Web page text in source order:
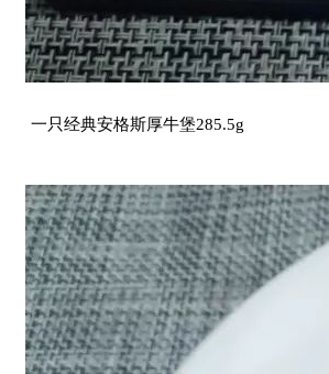
一只经典安格斯厚牛堡285.5g